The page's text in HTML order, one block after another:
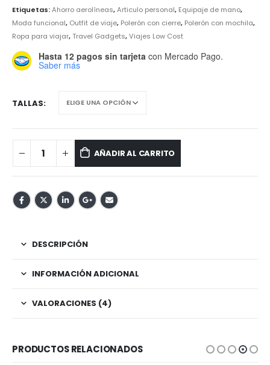
Etiquetas:Ahorro aerolíneas,Articulo personal, Equipaje de mano,
Moda funcional, Outfit de viaje, Polerón con cierre, Polerón con mochila,
Ropa para viajar,Travel Gadgets,Viajes Low Cost
Hasta 12 pagos sin tarjeta con Mercado Pago.
Saber más
TALLAS
AÑADIR AL CARRITO
DESCRIPCIÓN
INFORMACIÓN ADICIONAL
VALORACIONES (4)
PRODUCTOS RELACIONADOS